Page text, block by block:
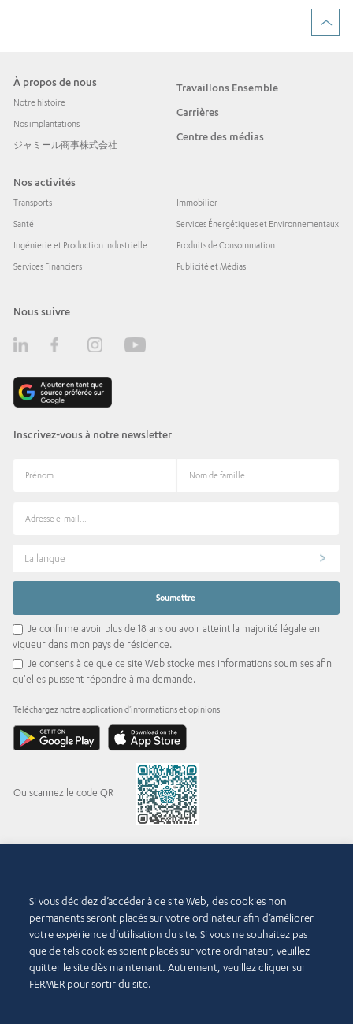
À propos de nous
Notre histoire
Nos implantations
ジャミール商事株式会社
Travaillons Ensemble
Carrières
Centre des médias
Nos activités
Transports
Santé
Ingénierie et Production Industrielle
Services Financiers
Immobilier
Services Énergétiques et Environnementaux
Produits de Consommation
Publicité et Médias
Nous suivre
Inscrivez-vous à notre newsletter
La langue
Je confirme avoir plus de 18 ans ou avoir atteint la majorité légale en
vigueur dans mon pays de résidence.
Je consens à ce que ce site Web stocke mes informations soumises afin
qu'elles puissent répondre à ma demande.
Téléchargez notre application d'informations et opinions
Ou scannez le code QR
Latif Jameel logotype and pentagon-shaped graphics are trademarks or registered
trademarks of Abdul Latif Jameel IPR Company Limited.
Conditions d’utilisation
Droits d’auteur et décharge de
responsabilité
Politique d’accessibilité
Si vous décidez d’accéder à ce site Web, des cookies non
permanents seront placés sur votre ordinateur afin d’améliorer
votre expérience d’utilisation du site. Si vous ne souhaitez pas
que de tels cookies soient placés sur votre ordinateur, veuillez
quitter le site dès maintenant. Autrement, veuillez cliquer sur
FERMER pour sortir du site.